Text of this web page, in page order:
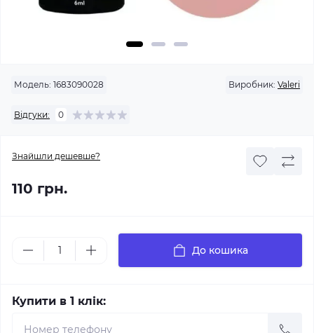
Модель: 1683090028 Виробник: Valeri
Відгуки: 0
Знайшли дешевше?
110 грн.
До кошика
Купити в 1 клік: